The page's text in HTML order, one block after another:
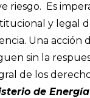
riesgo. Es
y legal
Una acción
sin la
de los
de